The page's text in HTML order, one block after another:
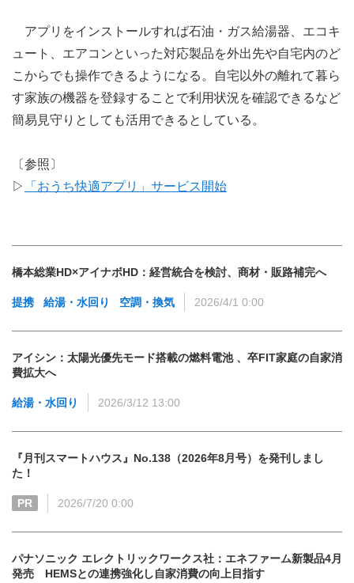
アプリをインストールすれば石油・ガス給湯器、エコキ
ュート、エアコンといった対応製品を外出先や自宅内のど
こからでも操作できるようになる。自宅以外の離れて暮ら
す家族の機器を登録することで利用状況を確認できるなど
簡易見守りとしても活用できるとしている。
〔参照〕
▷
「おうち快適アプリ」サービス開始
橋本総業HD×アイナボHD：経営統合を検討、商材・販路補完へ
提携 給湯・水回り 空調・換気 2026/4/1 0:00
アイシン：太陽光優先モード搭載の燃料電池 、卒FIT家庭の自家消
費拡大へ
給湯・水回り 2026/3/12 13:00
『月刊スマートハウス』No.138（2026年8月号）を発刊しまし
た！
PR 2026/7/20 0:00
パナソニック エレクトリックワークス社：エネファーム新製品4月
発売 HEMSとの連携強化し自家消費の向上目指す